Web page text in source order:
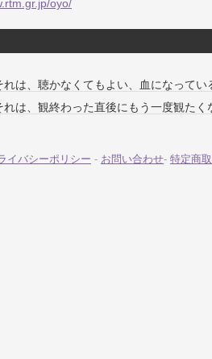
oyo/
れは、聴かなくてもよい、血になってい
れは、観終わった直後にもう一度観たく
イバシーポリシー - お問い合わせ- 特定商